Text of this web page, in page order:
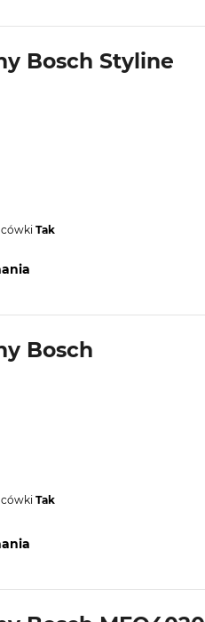
Bosch Styline
Tak
Bosch
Tak